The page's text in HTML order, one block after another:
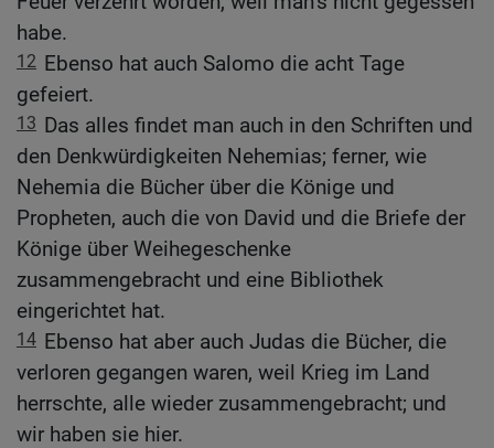
habe.
12 Ebenso hat auch Salomo die acht Tage
gefeiert.
13 Das alles findet man auch in den Schriften und
den Denkwürdigkeiten Nehemias; ferner, wie
Nehemia die Bücher über die Könige und
Propheten, auch die von David und die Briefe der
Könige über Weihegeschenke
zusammengebracht und eine Bibliothek
eingerichtet hat.
14 Ebenso hat aber auch Judas die Bücher, die
verloren gegangen waren, weil Krieg im Land
herrschte, alle wieder zusammengebracht; und
wir haben sie hier.